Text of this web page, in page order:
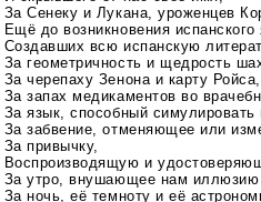
За Сенеку и Лукана, уроженцев
Ещё до возникновения испанского
Создавших всю испанскую
За геометричность и щедрость
За черепаху Зенона и карту Ройса,
За запах медикаментов во
За язык, способный симулировать
За забвение, отменяющее или
За привычку,
Воспроизводящую и
За утро, внушающее нам иллюзию
За ночь, её темноту и её